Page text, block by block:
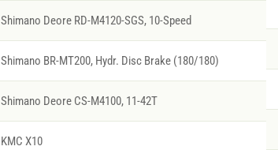
Shimano Deore RD-M4120-SGS, 10-Speed
Shimano BR-MT200, Hydr. Disc Brake (180/180)
Shimano Deore CS-M4100, 11-42T
KMC X10